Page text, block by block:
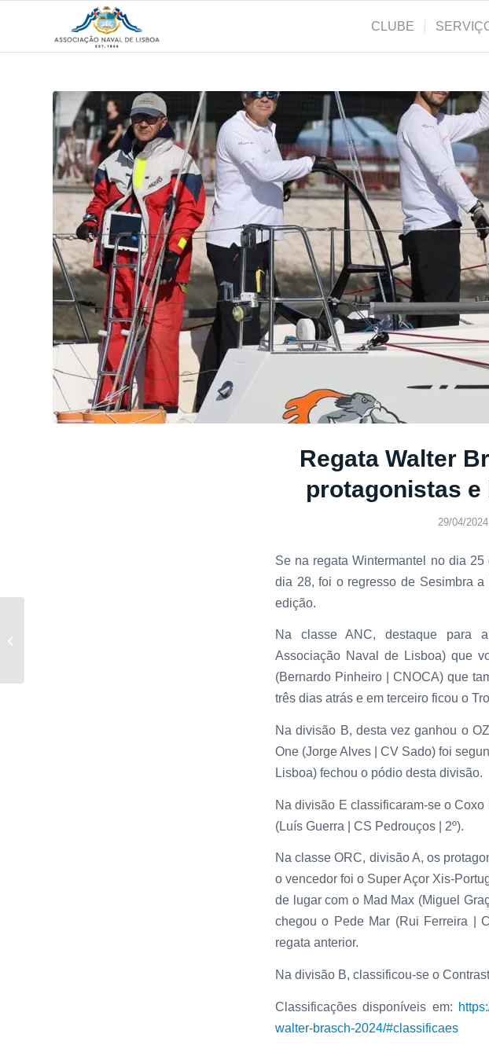
CLUBE
Regata Walter
protagonistas e
29/04/2024
Se na regata Wintermantel no dia
dia 28, foi o regresso de Sesimbra
edição.
Na classe ANC, destaque para a
Associação Naval de Lisboa) que
(Bernardo Pinheiro | CNOCA) que
três dias atrás e em terceiro ficou o
Na divisão B, desta vez ganhou o
One (Jorge Alves | CV Sado) foi
Lisboa) fechou o pódio desta divisão.
Na divisão E classificaram-se o Coxo
(Luís Guerra | CS Pedrouços | 2º).
Na classe ORC, divisão A, os
o vencedor foi o Super Açor Xis-
de lugar com o Mad Max (Miguel
chegou o Pede Mar (Rui Ferreira |
regata anterior.
Na divisão B, classificou-se o
Classificações disponíveis em:
walter-brasch-2024/#classificaes